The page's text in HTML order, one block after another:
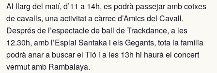
Al llarg del matí, d’11 a 14h, es podrà passejar amb cotxes
de cavalls, una activitat a càrrec d’Amics del Cavall.
Després de l’espectacle de ball de Trackdance, a les
12.30h, amb l’Esplai Santaka i els Gegants, tota la família
podrà anar a buscar el Tió i a les 13h hi haurà el concert
vermut amb Rambalaya.